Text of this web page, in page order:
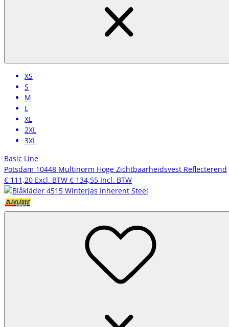
XS
S
M
L
XL
2XL
3XL
Basic Line
Potsdam 10448 Multinorm Hoge Zichtbaarheidsvest Reflecterend
€ 111,20 Excl. BTW € 134,55 Incl. BTW